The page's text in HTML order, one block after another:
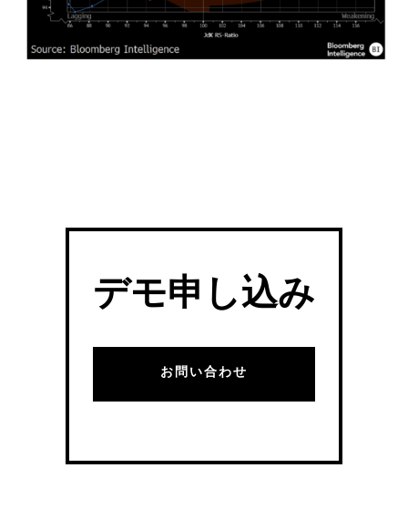
デモ申し込み
お問い合わせ